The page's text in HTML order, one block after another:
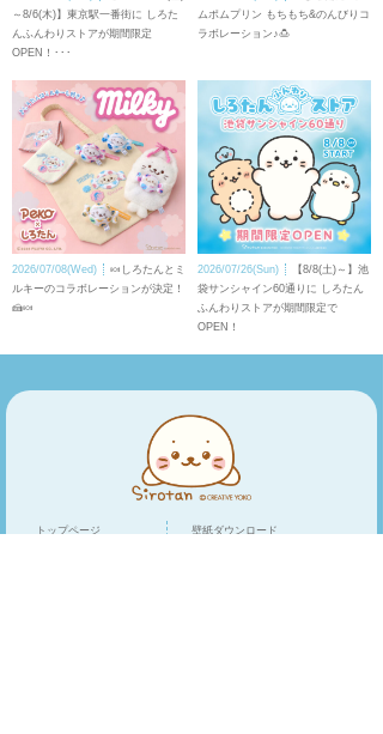
～8/6(木)】東京駅一番街に しろた
んふんわりストアが期間限定
OPEN！･･･
ムポムプリン もちもち&のんびりコ
ラボレーション♪🍮
2026/07/08(Wed)
🍬しろたんとミ
ルキーのコラボレーションが決定！
🍰🍬
2026/07/26(Sun)
【8/8(土)～】池
袋サンシャイン60通りに しろたん
ふんわりストアが期間限定で
OPEN！
トップページ 壁紙ダウンロード